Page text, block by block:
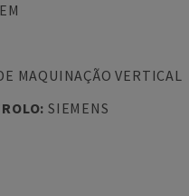
MAQUINAÇÃO VERTICAL
: SIEMENS